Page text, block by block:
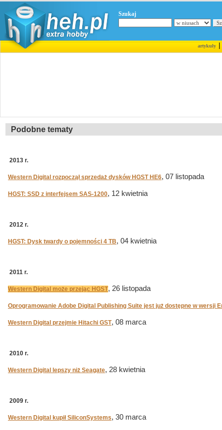
Szukaj
artykuły|
Podobne tematy
2013 r.
Western Digital rozpoczął sprzedaż dysków HGST HE6, 07 listopada
HGST: SSD z interfejsem SAS-1200, 12 kwietnia
2012 r.
HGST: Dysk twardy o pojemności 4 TB, 04 kwietnia
2011 r.
Western Digital może przejąc HGST, 26 listopada
Oprogramowanie Adobe Digital Publishing Suite jest już dostępne w wersji
Western Digital przejmie Hitachi GST, 08 marca
2010 r.
Western Digital lepszy niż Seagate, 28 kwietnia
2009 r.
Western Digital kupił SiliconSystems, 30 marca